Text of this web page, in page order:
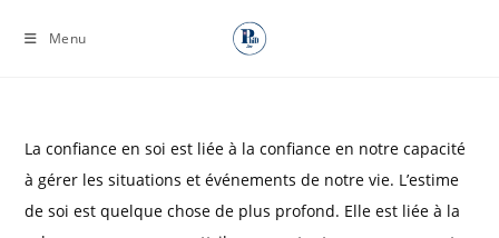
Menu
La confiance en soi est liée à la confiance en notre capacité
à gérer les situations et événements de notre vie. L’estime
de soi est quelque chose de plus profond. Elle est liée à la